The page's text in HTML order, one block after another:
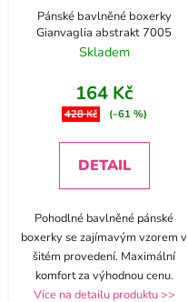
Pánské bavlněné boxerky
Gianvaglia abstrakt 7005
Skladem
164 Kč
428 Kč (–61 %)
DETAIL
Pohodlné bavlněné pánské
boxerky se zajímavým vzorem v
šitém provedení. Maximální
komfort za výhodnou cenu.
Více na detailu produktu >>